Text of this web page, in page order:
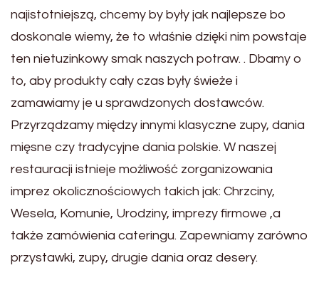
najistotniejszą, chcemy by były jak najlepsze bo
doskonale wiemy, że to właśnie dzięki nim powstaje
ten nietuzinkowy smak naszych potraw. . Dbamy o
to, aby produkty cały czas były świeże i
zamawiamy je u sprawdzonych dostawców.
Przyrządzamy między innymi klasyczne zupy, dania
mięsne czy tradycyjne dania polskie. W naszej
restauracji istnieje możliwość zorganizowania
imprez okolicznościowych takich jak: Chrzciny,
Wesela, Komunie, Urodziny, imprezy firmowe ,a
także zamówienia cateringu. Zapewniamy zarówno
przystawki, zupy, drugie dania oraz desery.